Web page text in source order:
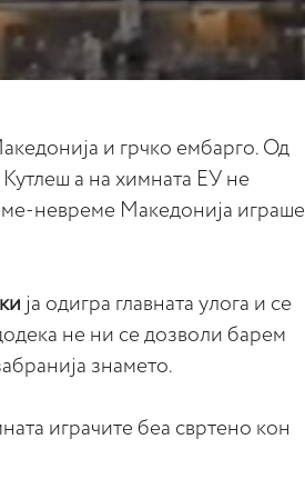
и грчко ембарго. Од
а на химната ЕУ не
невреме Македонија играше
ја одигра главната улога и се
не ни се дозволи барем
знамето.
играчите беа свртено кон